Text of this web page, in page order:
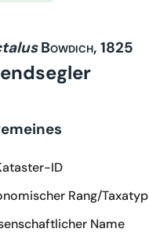
Bowdich, 1825
ID
Rang/Taxatyp
Name